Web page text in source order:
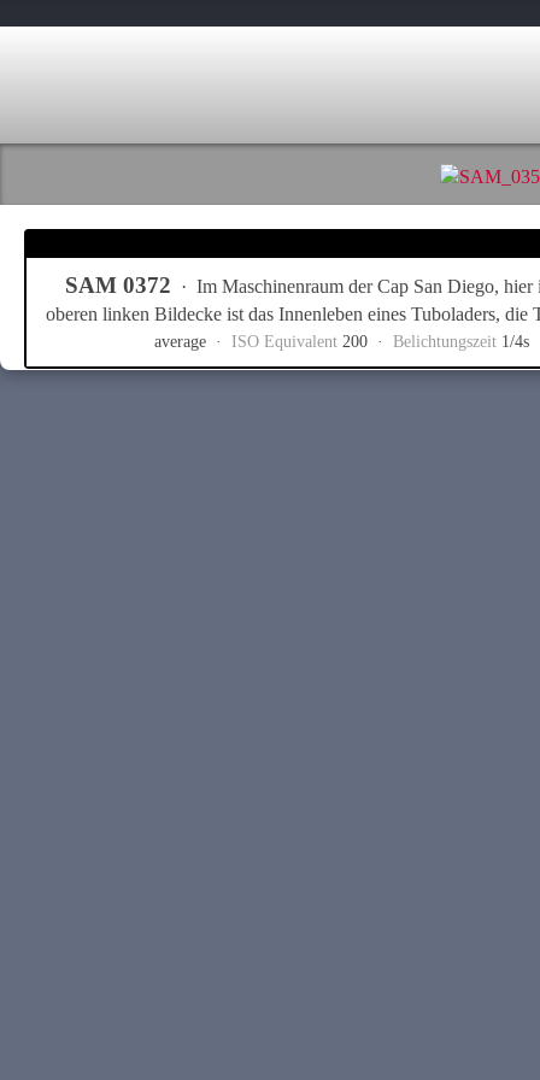
SAM 0372 · Im Maschinenraum der Cap San Diego,
oberen linken Bildecke ist das Innenleben eines Tuboladers, die
average · ISO Equivalent 200 · Belichtungszeit 1/